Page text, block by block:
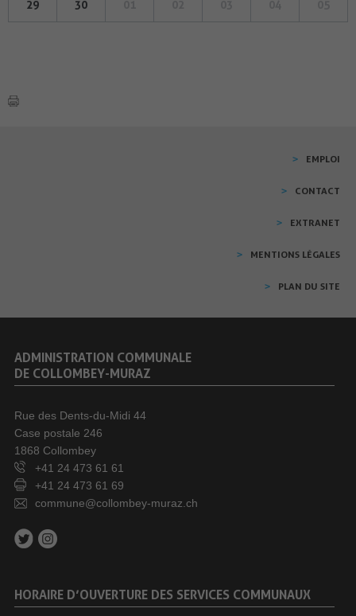
29 30
EMPLOI
CONTACT
EXTRANET
MENTIONS LÉGALES
PLAN DU SITE
ADMINISTRATION COMMUNALE
DE COLLOMBEY-MURAZ
Rue des Dents-du-Midi 44
Case postale 246
1868 Collombey
+41 24 473 61 61
+41 24 473 61 69
commune@collombey-muraz.ch
HORAIRE D’OUVERTURE DES SERVICES COMMUNAUX